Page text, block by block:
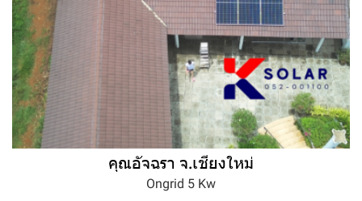
คุณอัจฉรา จ.เชียงใหม่
Ongrid 5 Kw